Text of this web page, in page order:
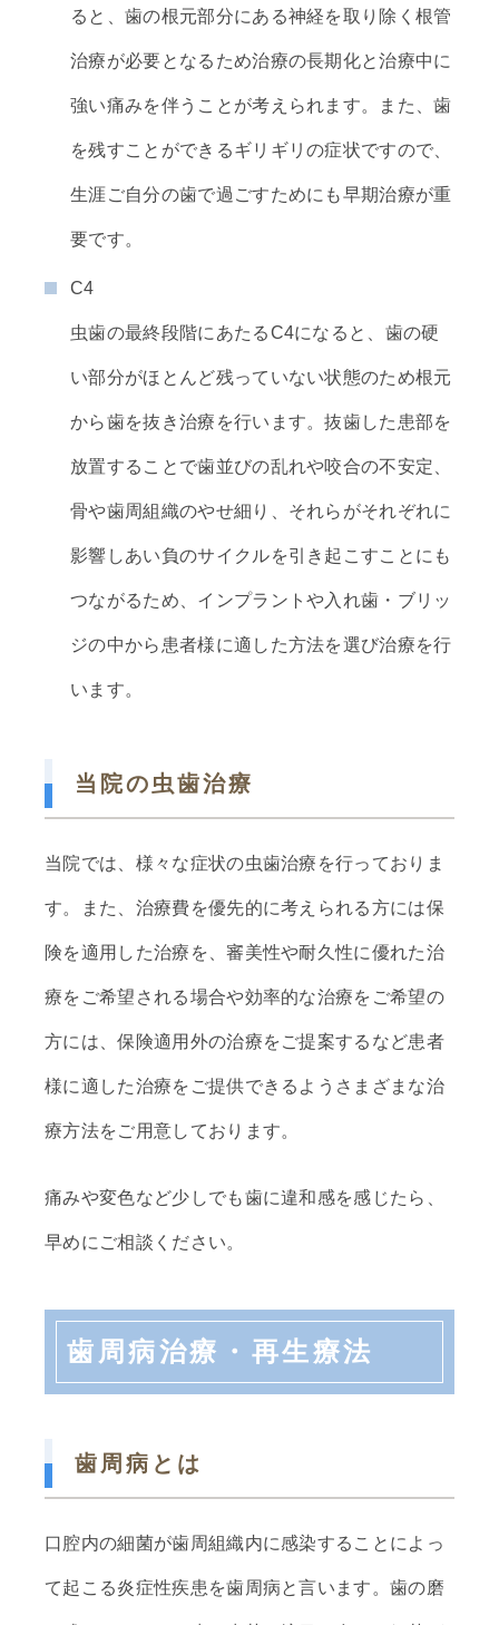
ると、歯の根元部分にある神経を取り除く根管
治療が必要となるため治療の長期化と治療中に
強い痛みを伴うことが考えられます。また、歯
を残すことができるギリギリの症状ですので、
生涯ご自分の歯で過ごすためにも早期治療が重
要です。
C4
虫歯の最終段階にあたるC4になると、歯の硬
い部分がほとんど残っていない状態のため根元
から歯を抜き治療を行います。抜歯した患部を
放置することで歯並びの乱れや咬合の不安定、
骨や歯周組織のやせ細り、それらがそれぞれに
影響しあい負のサイクルを引き起こすことにも
つながるため、インプラントや入れ歯・ブリッ
ジの中から患者様に適した方法を選び治療を行
います。
当院の虫歯治療
当院では、様々な症状の虫歯治療を行っておりま
す。また、治療費を優先的に考えられる方には保
険を適用した治療を、審美性や耐久性に優れた治
療をご希望される場合や効率的な治療をご希望の
方には、保険適用外の治療をご提案するなど患者
様に適した治療をご提供できるようさまざまな治
療方法をご用意しております。
痛みや変色など少しでも歯に違和感を感じたら、
早めにご相談ください。
歯周病治療・再生療法
歯周病とは
口腔内の細菌が歯周組織内に感染することによっ
て起こる炎症性疾患を歯周病と言います。歯の磨